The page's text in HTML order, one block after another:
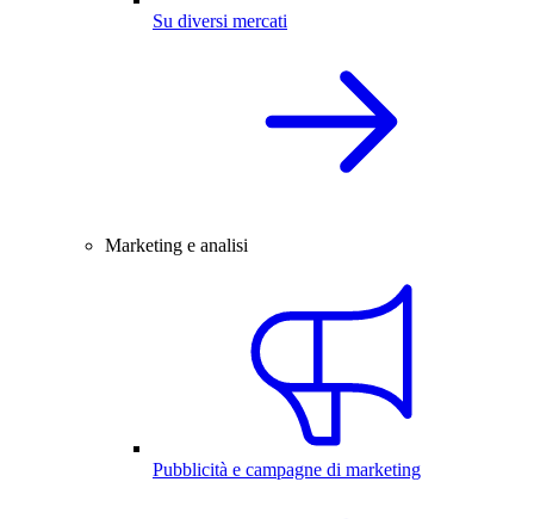
Su diversi mercati
Marketing e analisi
Pubblicità e campagne di marketing